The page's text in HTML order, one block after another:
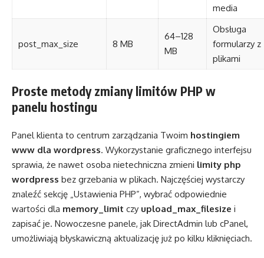
media
post_max_size 8 MB
64–128
MB
Obsługa
formularzy z
plikami
Proste metody zmiany limitów PHP w
panelu hostingu
Panel klienta to centrum zarządzania Twoim hostingiem
www dla wordpress. Wykorzystanie graficznego interfejsu
sprawia, że nawet osoba nietechniczna zmieni limity php
wordpress bez grzebania w plikach. Najczęściej wystarczy
znaleźć sekcję „Ustawienia PHP”, wybrać odpowiednie
wartości dla memory_limit czy upload_max_filesize i
zapisać je. Nowoczesne panele, jak DirectAdmin lub cPanel,
umożliwiają błyskawiczną aktualizację już po kilku kliknięciach.